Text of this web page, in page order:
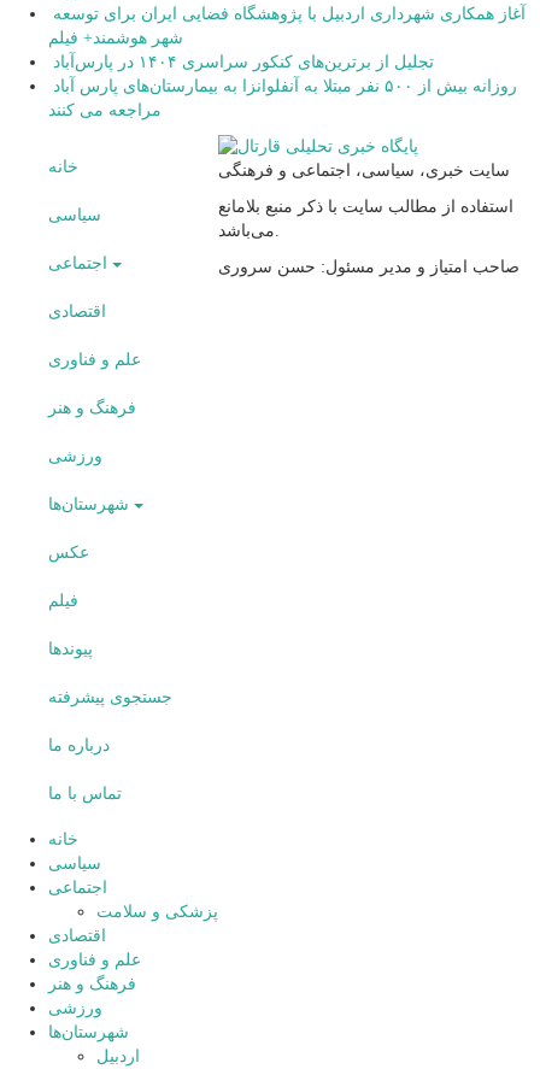
شهر هوشمند+ فیلم
مراجعه می کنند
خانه
سیاسی
اقتصادی
علم و فناوری
فرهنگ و هنر
ورزشی
عکس
فیلم
پیوندها
جستجوی پیشرفته
درباره ما
تماس با ما
خانه
سیاسی
اجتماعی
پزشکی و سلامت
اقتصادی
علم و فناوری
فرهنگ و هنر
ورزشی
شهرستان‌ها
اردبیل
سایت خبری، سیاسی، اجتماعی و فرهنگی
استفاده از مطالب سایت با ذکر منبع بلامانع
می‌باشد.
صاحب امتیاز و مدیر مسئول: حسن سروری